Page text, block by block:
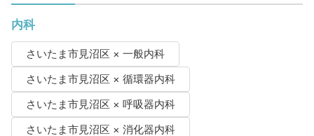
内科
さいたま市見沼区 × 一般内科
さいたま市見沼区 × 循環器内科
さいたま市見沼区 × 呼吸器内科
さいたま市見沼区 × 消化器内科